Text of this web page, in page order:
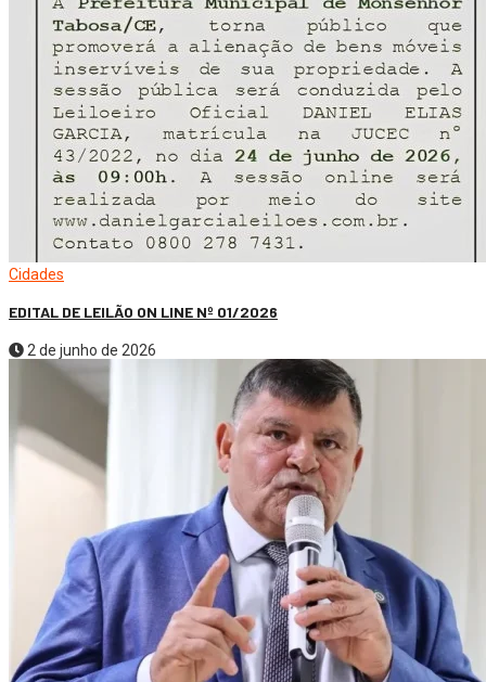
Cidades
EDITAL DE LEILÃO ON LINE Nº 01/2026
2 de junho de 2026